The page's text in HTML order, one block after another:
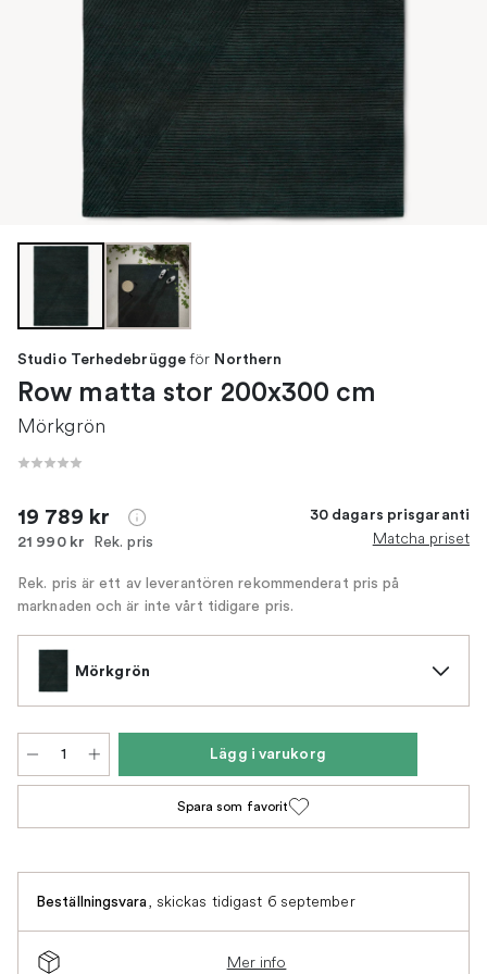
Studio Terhedebrügge för Northern
Row matta stor 200x300 cm
Mörkgrön
19 789 kr
21 990 kr Rek. pris
30 dagars prisgaranti
Matcha priset
Rek. pris är ett av leverantören rekommenderat pris på
marknaden och är inte vårt tidigare pris.
Mörkgrön
Lägg i varukorg
Spara som favorit
Beställningsvara, skickas tidigast 6 september
Mer info